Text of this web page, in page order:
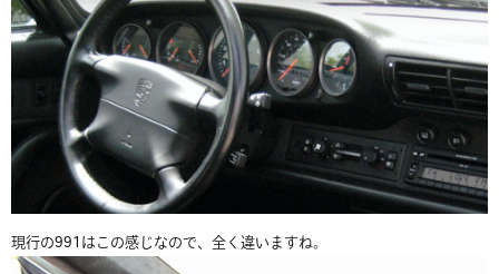
現行の991はこの感じなので、全く違いますね。